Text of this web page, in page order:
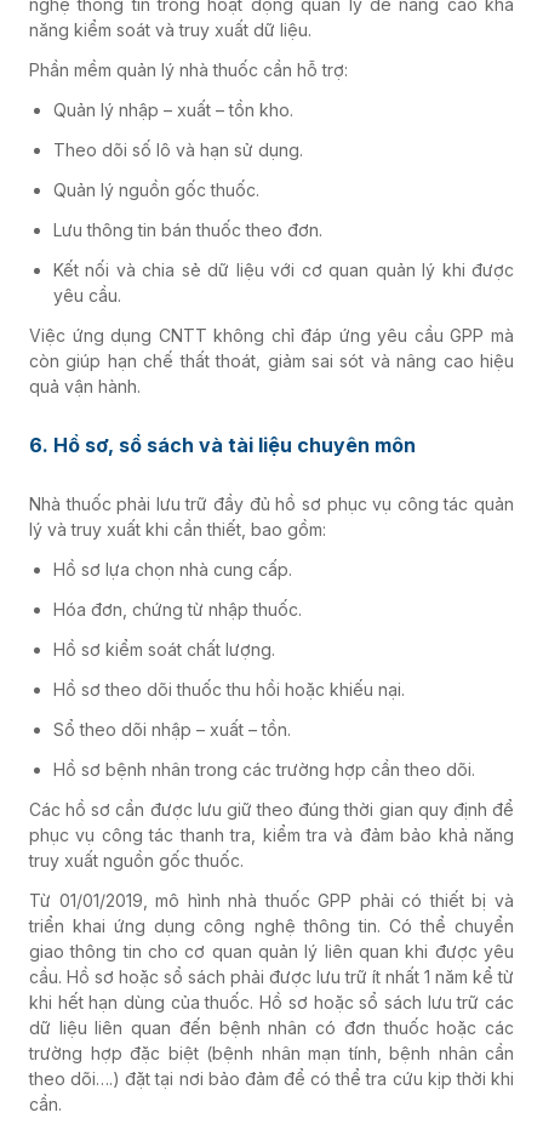
năng kiểm soát và truy xuất dữ liệu.
Phần mềm quản lý nhà thuốc cần hỗ trợ:
Quản lý nhập – xuất – tồn kho.
Theo dõi số lô và hạn sử dụng.
Quản lý nguồn gốc thuốc.
Lưu thông tin bán thuốc theo đơn.
Kết nối và chia sẻ dữ liệu với cơ quan quản lý khi được
yêu cầu.
Việc ứng dụng CNTT không chỉ đáp ứng yêu cầu GPP mà
còn giúp hạn chế thất thoát, giảm sai sót và nâng cao hiệu
quả vận hành.
6. Hồ sơ, sổ sách và tài liệu chuyên môn
Nhà thuốc phải lưu trữ đầy đủ hồ sơ phục vụ công tác quản
lý và truy xuất khi cần thiết, bao gồm:
Hồ sơ lựa chọn nhà cung cấp.
Hóa đơn, chứng từ nhập thuốc.
Hồ sơ kiểm soát chất lượng.
Hồ sơ theo dõi thuốc thu hồi hoặc khiếu nại.
Sổ theo dõi nhập – xuất – tồn.
Hồ sơ bệnh nhân trong các trường hợp cần theo dõi.
Các hồ sơ cần được lưu giữ theo đúng thời gian quy định để
phục vụ công tác thanh tra, kiểm tra và đảm bảo khả năng
truy xuất nguồn gốc thuốc.
Từ 01/01/2019, mô hình nhà thuốc GPP phải có thiết bị và
triển khai ứng dụng công nghệ thông tin. Có thể chuyển
giao thông tin cho cơ quan quản lý liên quan khi được yêu
cầu. Hồ sơ hoặc sổ sách phải được lưu trữ ít nhất 1 năm kể từ
khi hết hạn dùng của thuốc. Hồ sơ hoặc sổ sách lưu trữ các
dữ liệu liên quan đến bệnh nhân có đơn thuốc hoặc các
trường hợp đặc biệt (bệnh nhân mạn tính, bệnh nhân cần
theo dõi….) đặt tại nơi bảo đảm để có thể tra cứu kịp thời khi
cần.